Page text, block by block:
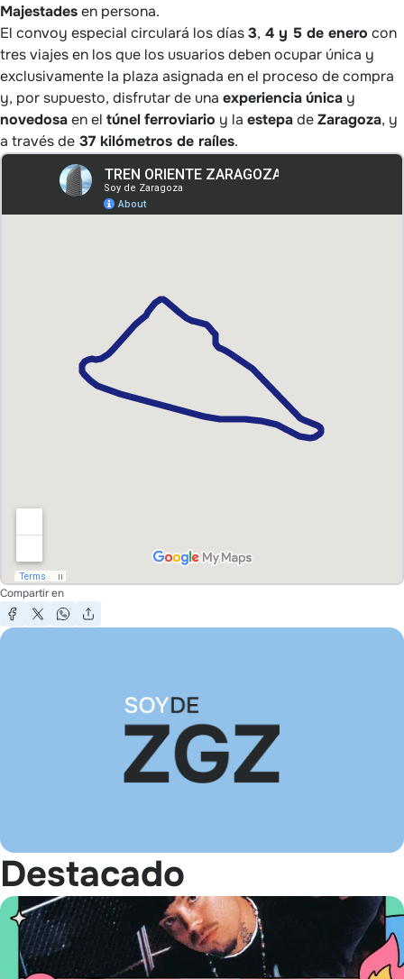
Majestadesen persona.
El convoy especial circulará los días3, 4 y 5 de enero con
tres viajes en los que los usuarios deben ocupar única y
exclusivamente la plaza asignada en el proceso de compra
y, por supuesto, disfrutar de una experienciaúnica y
novedosaen el túnelferroviario y la estepadeZaragoza, y
a través de 37 kilómetros de raíles.
Compartir en
Destacado